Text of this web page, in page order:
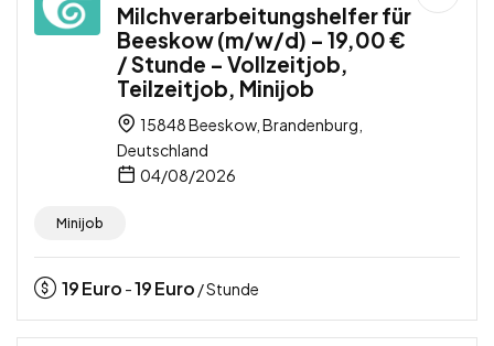
Milchverarbeitungshelfer für
Beeskow (m/w/d) – 19,00 €
/ Stunde – Vollzeitjob,
Teilzeitjob, Minijob
15848 Beeskow, Brandenburg,
Deutschland
04/08/2026
Minijob
19Euro -19Euro / Stunde